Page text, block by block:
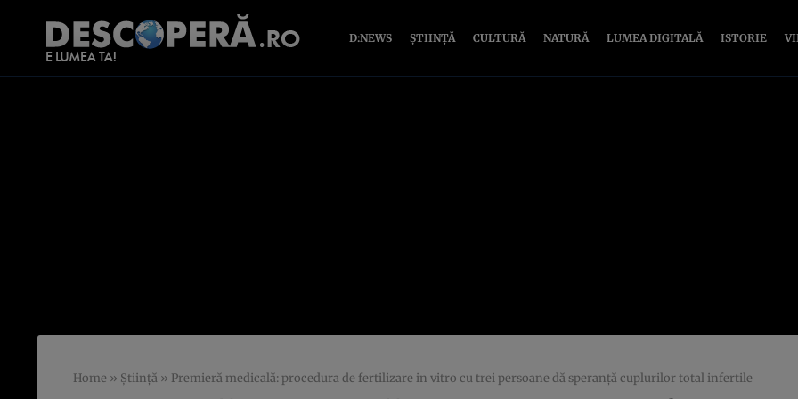
D:NEWS ȘTIINȚĂ CULTURĂ NATURĂ LUMEA DIGITALĂ ISTORIE
Home » Știință » Premieră medicală: procedura de fertilizare in vitro cu trei persoane dă speranţă cuplurilor total infertile